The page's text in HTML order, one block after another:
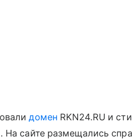
домен RKN24.RU и
На сайте размещались